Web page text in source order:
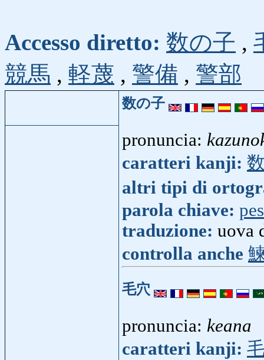
Accesso diretto: 数の子 ,
競馬 , 軽蔑 , 警備 , 警部
数の子
pronuncia:
caratteri kanji:
altri tipi di
parola chiave:
traduzione: uova
controlla anche
毛穴
pronuncia: keana
caratteri kanji: